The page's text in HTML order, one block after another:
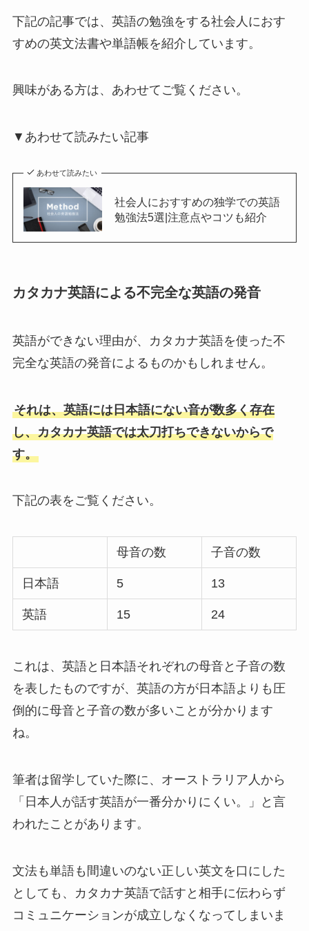
下記の記事では、英語の勉強をする社会人におす
すめの英文法書や単語帳を紹介しています。
興味がある方は、あわせてご覧ください。
▼あわせて読みたい記事
あわせて読みたい
社会人におすすめの独学での英語
勉強法5選|注意点やコツも紹介
カタカナ英語による不完全な英語の発音
英語ができない理由が、カタカナ英語を使った不
完全な英語の発音によるものかもしれません。
それは、英語には日本語にない音が数多く存在
し、カタカナ英語では太刀打ちできないからで
す。
下記の表をご覧ください。
母音の数 子音の数
日本語 5 13
英語 15 24
これは、英語と日本語それぞれの母音と子音の数
を表したものですが、英語の方が日本語よりも圧
倒的に母音と子音の数が多いことが分かります
ね。
筆者は留学していた際に、オーストラリア人から
「日本人が話す英語が一番分かりにくい。」と言
われたことがあります。
文法も単語も間違いのない正しい英文を口にした
としても、カタカナ英語で話すと相手に伝わらず
コミュニケーションが成立しなくなってしまいま